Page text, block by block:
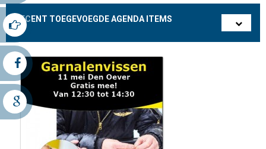
RECENT TOEGEVOEGDE AGENDA ITEMS